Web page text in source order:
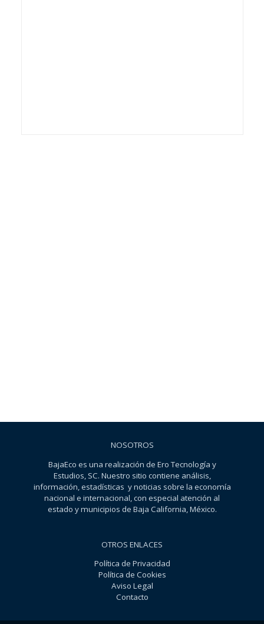
NOSOTROS
BajaEco es una realización de Ero Tecnología y
Estudios, SC. Nuestro sitio contiene análisis,
información, estadísticas y noticias sobre la economía
nacional e internacional, con especial atención al
estado y municipios de Baja California, México.
OTROS ENLACES
Política de Privacidad
Política de Cookies
Aviso Legal
Contacto